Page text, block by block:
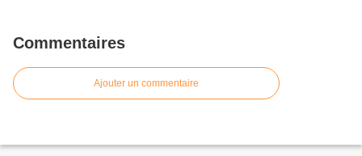
Commentaires
Ajouter un commentaire